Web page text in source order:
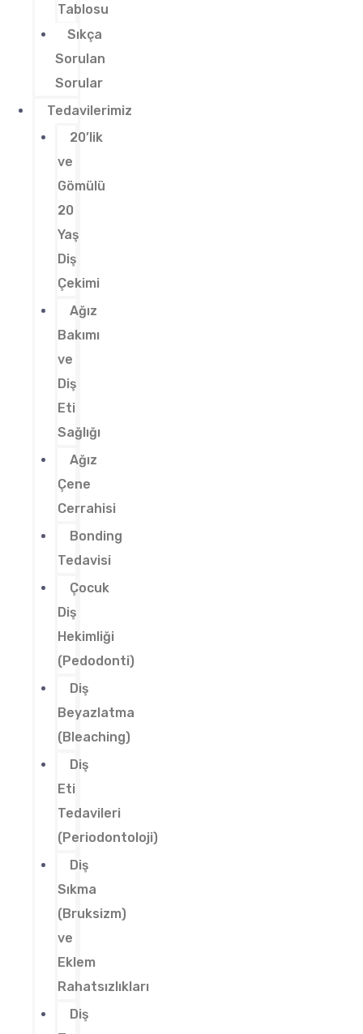
Tablosu
Sıkça
Sorulan
Sorular
Tedavilerimiz
20’lik
ve
Gömülü
20
Yaş
Diş
Çekimi
Ağız
Bakımı
ve
Diş
Eti
Sağlığı
Ağız
Çene
Cerrahisi
Bonding
Tedavisi
Çocuk
Diş
Hekimliği
(Pedodonti)
Diş
Beyazlatma
(Bleaching)
Diş
Eti
Tedavileri
(Periodontoloji)
Diş
Sıkma
(Bruksizm)
ve
Eklem
Rahatsızlıkları
Diş